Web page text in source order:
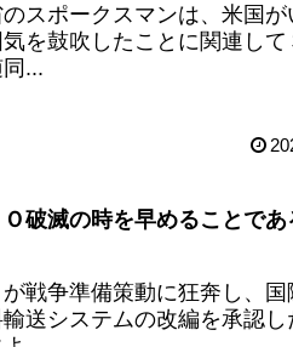
スポークスマンは、米国が
を鼓吹したことに関連して
...
破滅の時を早めることであ
戦争準備策動に狂奔し、国
送システムの改編を承認し